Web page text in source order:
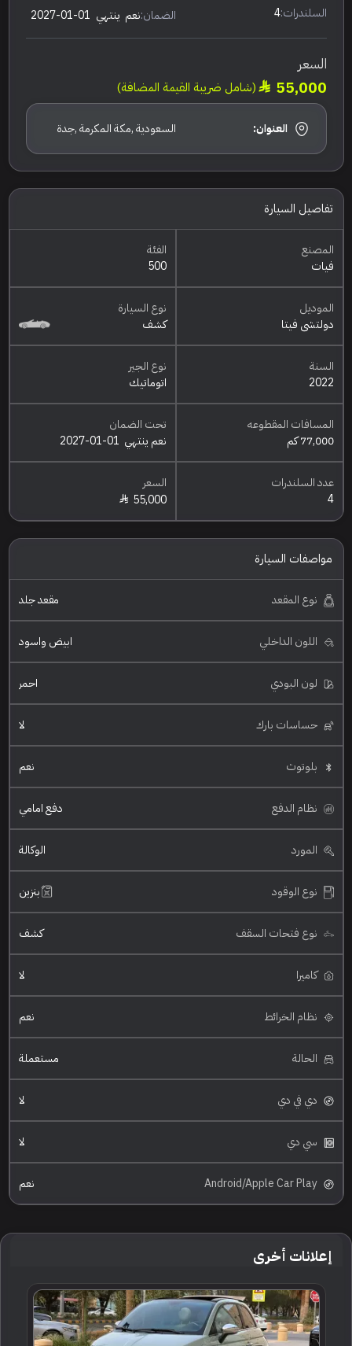
السلندرات:4 الضمان:نعم ينتهي 2027-01-01
السعر
55,000 (شامل ضريبة القيمة المضافة)
العنوان: السعودية ,مكة المكرمة ,جدة
تفاصيل السيارة
المصنع
فيات
الفئة
500
الموديل
دولتشي فيتا
نوع السيارة
كشف
السنة
2022
نوع الجير
اتوماتيك
المسافات المقطوعه
77,000 كم
تحت الضمان
نعم ينتهي 2027-01-01
عدد السلندرات
4
السعر
55,000
مواصفات السيارة
نوع المقعد مقعد جلد
اللون الداخلي ابيض واسود
لون البودي احمر
حساسات بارك لا
بلوتوث نعم
نظام الدفع دفع امامي
المورد الوكالة
نوع الوقود بنزين
نوع فتحات السقف كشف
كاميرا لا
نظام الخرائط نعم
الحالة مستعملة
دي في دي لا
سي دي لا
Android/Apple Car Play نعم
إعلانات أخرى